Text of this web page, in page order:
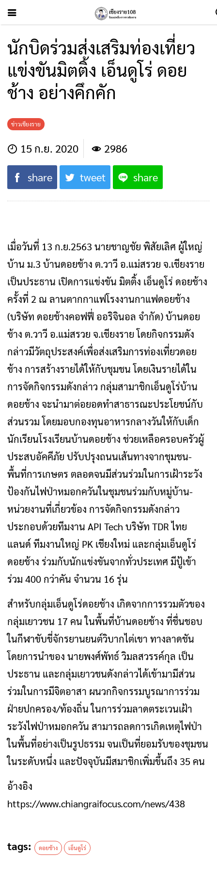
นักบิดร่วมส่งเสริมท่องเที่ยว
แข่งขันมิตติ้ง เอ็นดูโร่ ดอย
ช้าง อย่างคึกคัก
ข่าวเชียงราย
15 ก.ย. 2020 2986
share tweet share
เมื่อวันที่ 13 ก.ย.2563 นายชาญชัย พิสัยเลิศ ผู้ใหญ่
บ้าน ม.3 บ้านดอยช้าง ต.วาวี อ.แม่สรวย จ.เชียงราย
เป็นประธาน เปิดการแข่งขัน มิตติ้ง เอ็นดูโร่ ดอยช้าง
ครั้งที่ 2 ณ ลานตากกาแฟโรงงานกาแฟดอยช้าง
(บริษัท ดอยช้างคอฟฟี่ ออริจินอล จำกัด) บ้านดอย
ช้าง ต.วาวี อ.แม่สรวย จ.เชียงราย โดยกิจกรรมดัง
กล่าวมีวัตถุประสงค์เพื่อส่งเสริมการท่องเที่ยวดอย
ช้าง การสร้างรายได้ให้กับชุมชน โดยเงินรายได้ใน
การจัดกิจกรรมดังกล่าว กลุ่มสามาชิกเอ็นดูโร่บ้าน
ดอยช้าง จะนำมาต่อยอดทำสาธารณะประโยชน์กับ
ส่วนรวม โดยมอบกองทุนอาหารกลางวันให้กับเด็ก
นักเรียนโรงเรียนบ้านดอยช้าง ช่วยเหลือครอบครัวผู้
ประสบอัคคีภัย ปรับปรุงถนนเส้นทางจากชุมชน-
พื้นที่การเกษตร ตลอดจนมีส่วนร่วมในการเฝ้าระวัง
ป้องกันไฟป่าหมอกควันในชุมชนร่วมกับหมู่บ้าน-
หน่วยงานที่เกี่ยวข้อง การจัดกิจกรรมดังกล่าว
ประกอบด้วยทีมงาน API Tech บริษัท TDR ไทย
แลนด์ ทีมงานใหญ่ PK เชียงใหม่ และกลุ่มเอ็นดูโร่
ดอยช้าง ร่วมกับนักแข่งขันจากทั่วประเทศ มีปู้เข้า
ร่วม 400 กว่าคัน จำนวน 16 รุ่น
สำหรับกลุ่มเอ็นดูโร่ดอยช้าง เกิดจากการรวมตัวของ
กลุ่มเยาวชน 17 คน ในพื้นที่บ้านดอยช้าง ที่ชื่นชอบ
ในกีฬาขับขี่จักรยานยนต์วิบากไต่เขา ทางลาดชัน
โดยการนำของ นายพงศ์พัทธ์ วิมลสวรรค์กุล เป็น
ประธาน และกลุ่มเยาวชนดังกล่าวได้เข้ามามีส่วน
ร่วมในการมีจิตอาสา ผนวกกิจกรรมบูรณาการร่วม
ฝ่ายปกครอง/ท้องถิ่น ในการร่วมลาดตระเวนเฝ้า
ระวังไฟป่าหมอกควัน สามารถลดการเกิดเหตุไฟป่า
ในพื้นที่อย่างเป็นรูปธรรม จนเป็นที่ยอมรับของชุมชน
ในระดับหนึ่ง และปัจจุบันมีสมาชิกเพิ่มขึ้นถึง 35 คน
อ้างอิง
https://www.chiangraifocus.com/news/438
tags: ดอยช้าง เอ็นดูโร่